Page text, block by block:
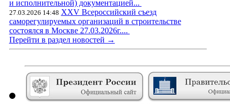
и исполнительной) документацией...
27.03.2026 14:48 XXV Всероссийский съезд
саморегулируемых организаций в строительстве
состоялся в Москве 27.03.2026г....
Перейти в раздел новостей →